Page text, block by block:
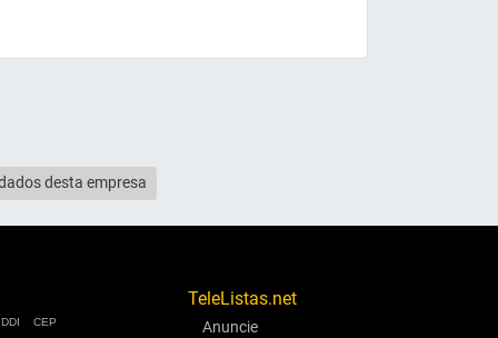
desta empresa
DDI CEP
TeleListas.net
Anuncie